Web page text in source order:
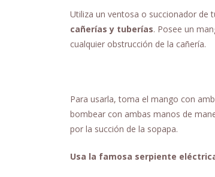
Utiliza un ventosa o succionador de
cañerías y tuberías. Posee un
cualquier obstrucción de la cañería.
Para usarla, toma el mango con
bombear con ambas manos de
por la succión de la sopapa.
Usa la famosa serpiente